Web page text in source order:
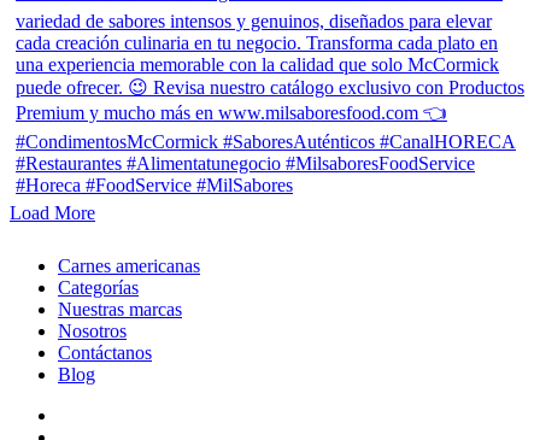
Load More
Close
Menu
Carnes americanas
Categorías
Nuestras marcas
Nosotros
Contáctanos
Blog